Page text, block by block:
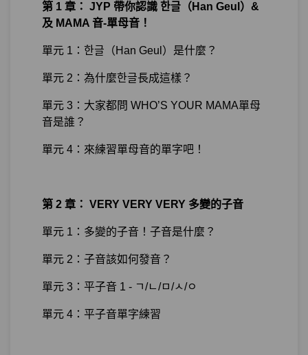
第 1 章： JYP 帶你認識 한글（Han Geul）&
及 MAMA 音-單母音！
單元 1：한글（Han Geul）是什麼？
單元 2：為什麼한글長成這樣？
單元 3：大家都問 WHO’S YOUR MAMA單母
音是誰？
單元 4：來練習單母音的單字吧！
第 2 章： VERY VERY VERY 多變的子音
單元 1：多變的子音！子音是什麼？
單元 2：子音該如何發音？
單元 3：平子音 1 - ㄱ/ㄴ/ㅁ/ㅅ/ㅇ
單元 4：平子音單字練習